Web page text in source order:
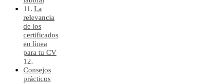
La
relevancia
de los
certificados
en línea
para tu CV
Consejos
prácticos